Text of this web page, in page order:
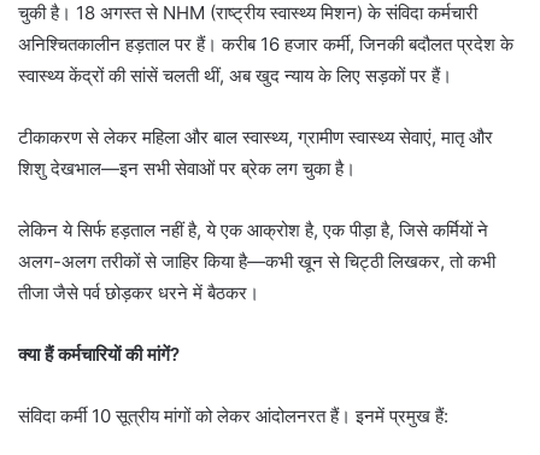
चुकी है। 18 अगस्त से NHM (राष्ट्रीय स्वास्थ्य मिशन) के संविदा कर्मचारी
अनिश्चितकालीन हड़ताल पर हैं। करीब 16 हजार कर्मी, जिनकी बदौलत प्रदेश के
स्वास्थ्य केंद्रों की सांसें चलती थीं, अब खुद न्याय के लिए सड़कों पर हैं।
टीकाकरण से लेकर महिला और बाल स्वास्थ्य, ग्रामीण स्वास्थ्य सेवाएं, मातृ और
शिशु देखभाल—इन सभी सेवाओं पर ब्रेक लग चुका है।
लेकिन ये सिर्फ हड़ताल नहीं है, ये एक आक्रोश है, एक पीड़ा है, जिसे कर्मियों ने
अलग-अलग तरीकों से जाहिर किया है—कभी खून से चिट्ठी लिखकर, तो कभी
तीजा जैसे पर्व छोड़कर धरने में बैठकर।
क्या हैं कर्मचारियों की मांगें?
संविदा कर्मी 10 सूत्रीय मांगों को लेकर आंदोलनरत हैं। इनमें प्रमुख हैं: